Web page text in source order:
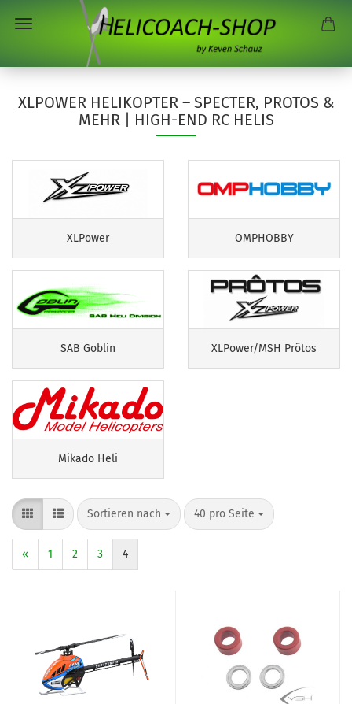
XLPOWER HELIKOPTER – SPECTER, PROTOS &
MEHR | HIGH-END RC HELIS
XLPower OMPHOBBY
SAB Goblin XLPower/MSH Prôtos
Mikado Heli
Sortieren nach
Sortieren nach 40 pro Seite
pro Seite
« 1 2 3 4